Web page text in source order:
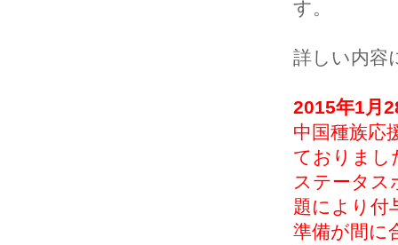
す。
詳しい内容
2015年1月
中国種族応
ておりまし
ステータス
題により付
準備が間に